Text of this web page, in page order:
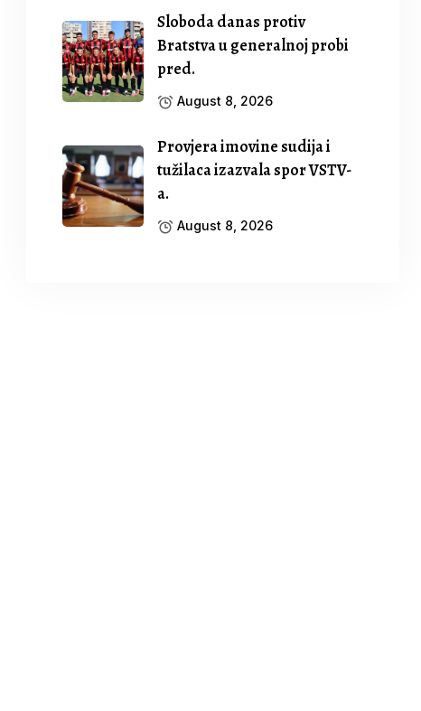
Sloboda danas protiv
Bratstva u generalnoj probi
pred.
August 8, 2026
Provjera imovine sudija i
tužilaca izazvala spor VSTV-
a.
August 8, 2026